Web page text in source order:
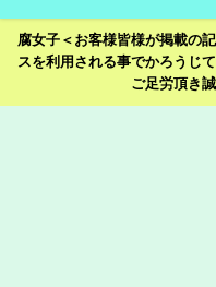
腐女子＜お客様皆様が掲載の
スを利用される事でかろうじ
ご足労頂き